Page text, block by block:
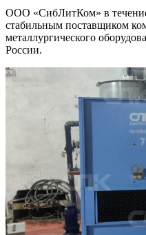
ООО «СибЛитКом» в течение
стабильным поставщиком
металлургического
России.